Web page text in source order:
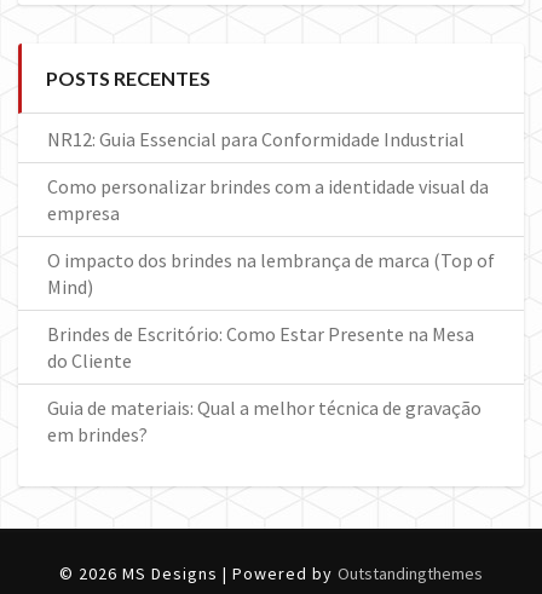
POSTS RECENTES
NR12: Guia Essencial para Conformidade Industrial
Como personalizar brindes com a identidade visual da
empresa
O impacto dos brindes na lembrança de marca (Top of
Mind)
Brindes de Escritório: Como Estar Presente na Mesa
do Cliente
Guia de materiais: Qual a melhor técnica de gravação
em brindes?
© 2026 MS Designs | Powered by Outstandingthemes